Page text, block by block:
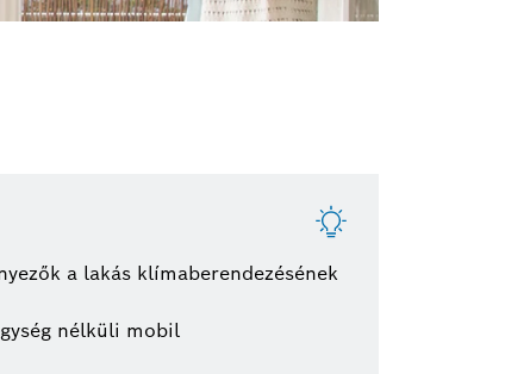
a lakás klímaberendezésének
nélküli mobil